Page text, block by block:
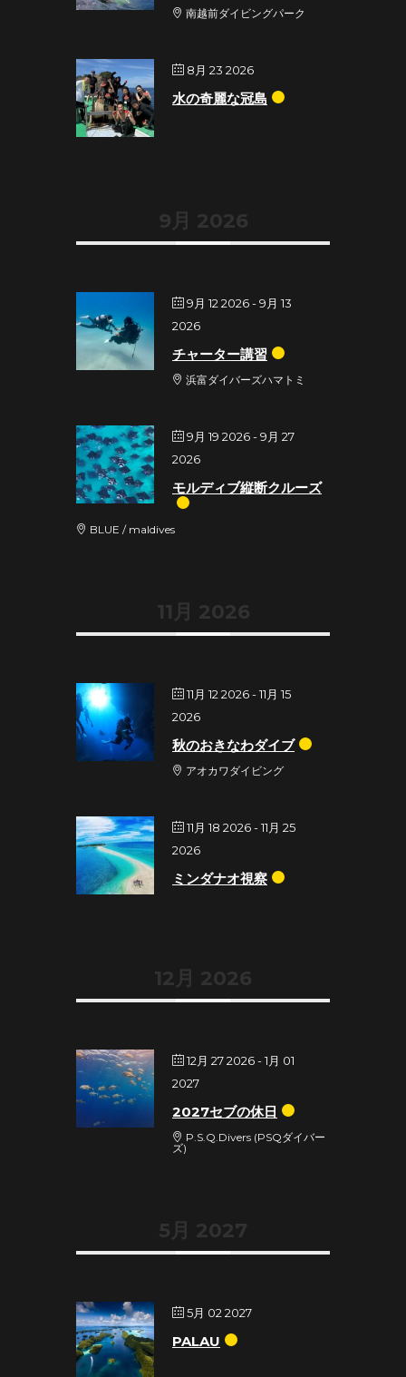
南越前ダイビングパーク
8月 23 2026
水の奇麗な冠島
9月 2026
9月 12 2026- 9月 13
2026
チャーター講習
浜富ダイバーズハマトミ
9月 19 2026- 9月 27
2026
モルディブ縦断クルーズ
BLUE / maldives
11月 2026
11月 12 2026- 11月 15
2026
秋のおきなわダイブ
アオカワダイビング
11月 18 2026- 11月 25
2026
ミンダナオ視察
12月 2026
12月 27 2026- 1月 01
2027
2027セブの休日
P.S.Q.Divers (PSQダイバー
ズ)
5月 2027
5月 02 2027
PALAU